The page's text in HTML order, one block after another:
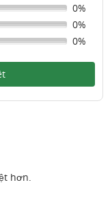
0%
0%
0%
hơn.